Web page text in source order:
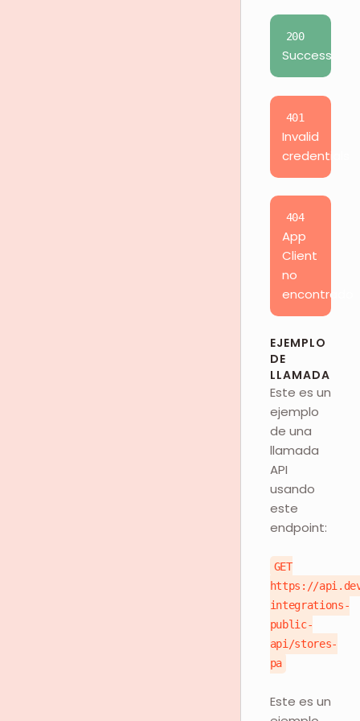
200
Success
401
Invalid
credentials
404
App
Client
no
encontrado
EJEMPLO
DE
LLAMADA
Este es un
ejemplo
de una
llamada
API
usando
este
endpoint:
GET
https://
integrations-
public-
api/stores-
pa
Este es un